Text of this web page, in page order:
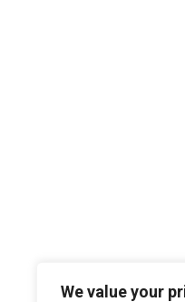
We value your